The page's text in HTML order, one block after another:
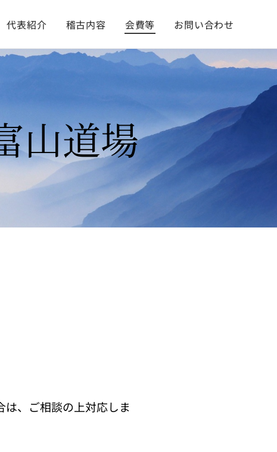
代表紹介 稽古内容 会費等 お問い合わせ
山道場
、ご相談の上対応しま